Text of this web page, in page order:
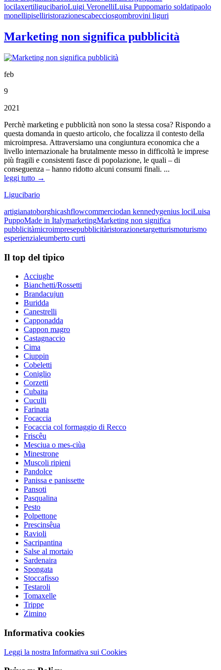
locilaxertiligucibarioLuigi VeronelliLuisa Puppomario soldatipaolo
monellipiselliristorazionescabecciosgombrovini liguri
Marketing non significa pubblicità
feb
9
2021
Perchè marketing e pubblicità non sono la stessa cosa? Rispondo a
questa domanda in questo articolo, che focalizza il contesto della
microimpresa. Attraversiamo una congiuntura economica che a
livello internazionale ha brutalmente messo in difficoltà le imprese
più fragili e consistenti fasce di popolazione, le quali – di
conseguenza – hanno ridotto alcuni consumi finali. ...
leggi tutto →
Ligucibario
artigianatoborghicashflowcommerciodan kennedygenius lociLuisa
PuppoMade in ItalymarketingMarketing non significa
pubblicitàmicroimpresepubblicitàristorazionetargetturismoturismo
esperienzialeumberto curti
Il top del tipico
Acciughe
Bianchetti/Rossetti
Brandacujun
Buridda
Canestrelli
Capponadda
Cappon magro
Castagnaccio
Cima
Ciuppin
Cobeletti
Coniglio
Corzetti
Cubaita
Cuculli
Farinata
Focaccia
Focaccia col formaggio di Recco
Friscêu
Mesciua o mes-ciùa
Minestrone
Muscoli ripieni
Pandolce
Panissa e panissette
Pansoti
Pasqualina
Pesto
Polpettone
Prescinsêua
Ravioli
Sacripantina
Salse al mortaio
Sardenaira
Spongata
Stoccafisso
Testaroli
Tomaxelle
Trippe
Zimino
Informativa cookies
Leggi la nostra Informativa sui Cookies